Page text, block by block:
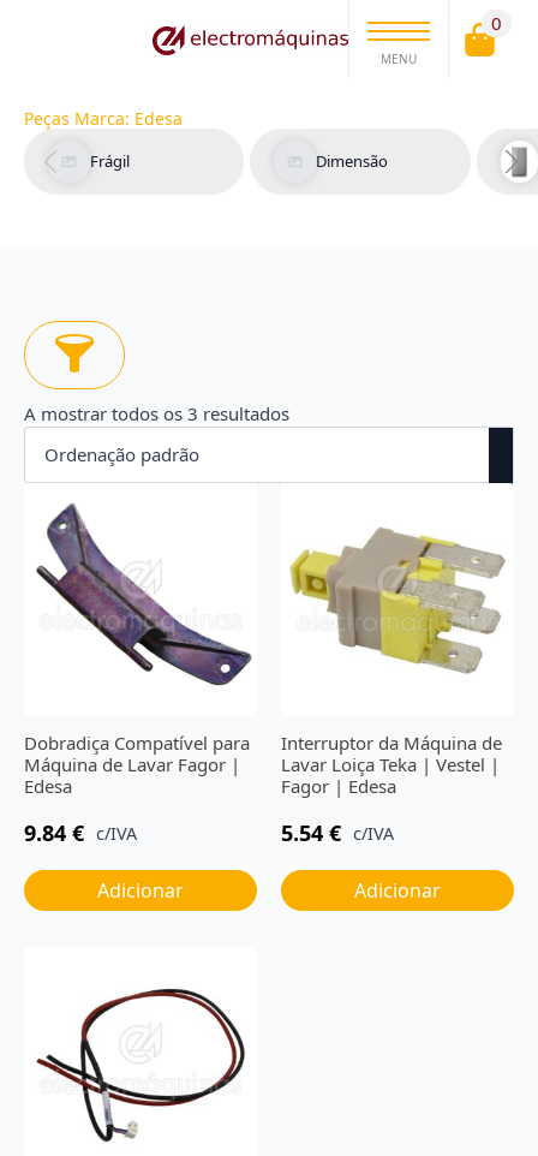
MENU
0
Peças Marca: Edesa
Frágil Dimensão
A mostrar todos os 3 resultados
Dobradiça Compatível para
Máquina de Lavar Fagor |
Edesa
9.84 € c/IVA
Adicionar
Interruptor da Máquina de
Lavar Loiça Teka | Vestel |
Fagor | Edesa
5.54 € c/IVA
Adicionar